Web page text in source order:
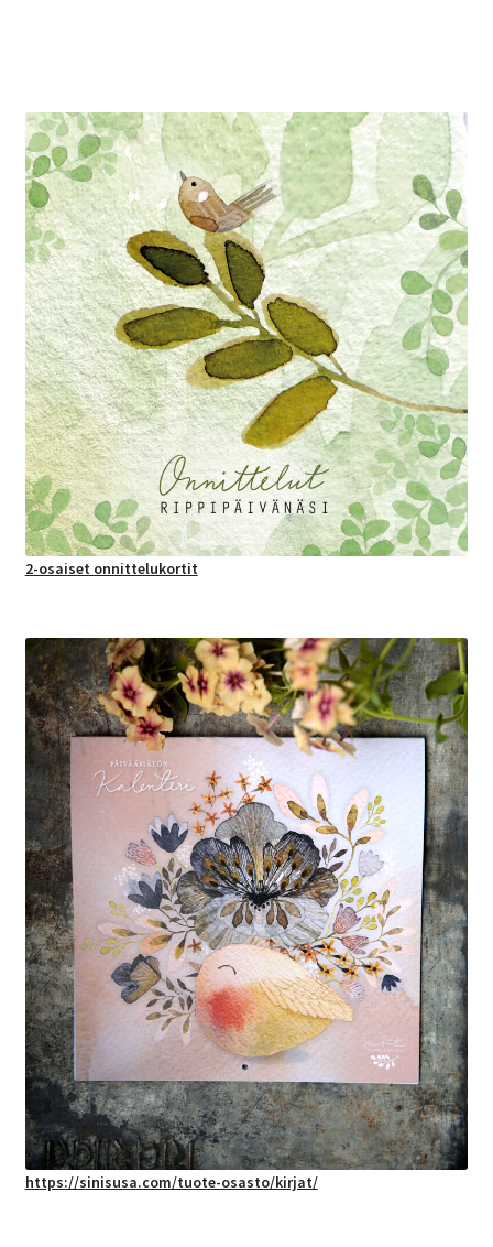
2-osaiset onnittelukortit
https://sinisusa.com/tuote-osasto/kirjat/